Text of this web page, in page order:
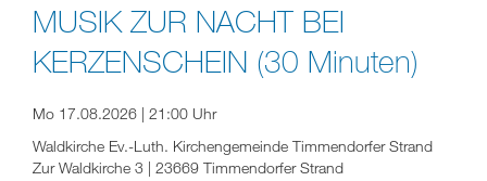
MUSIK ZUR NACHT BEI
KERZENSCHEIN (30 Minuten)
Mo 17.08.2026 | 21:00 Uhr
Waldkirche Ev.-Luth. Kirchengemeinde Timmendorfer Strand
Zur Waldkirche 3 | 23669 Timmendorfer Strand